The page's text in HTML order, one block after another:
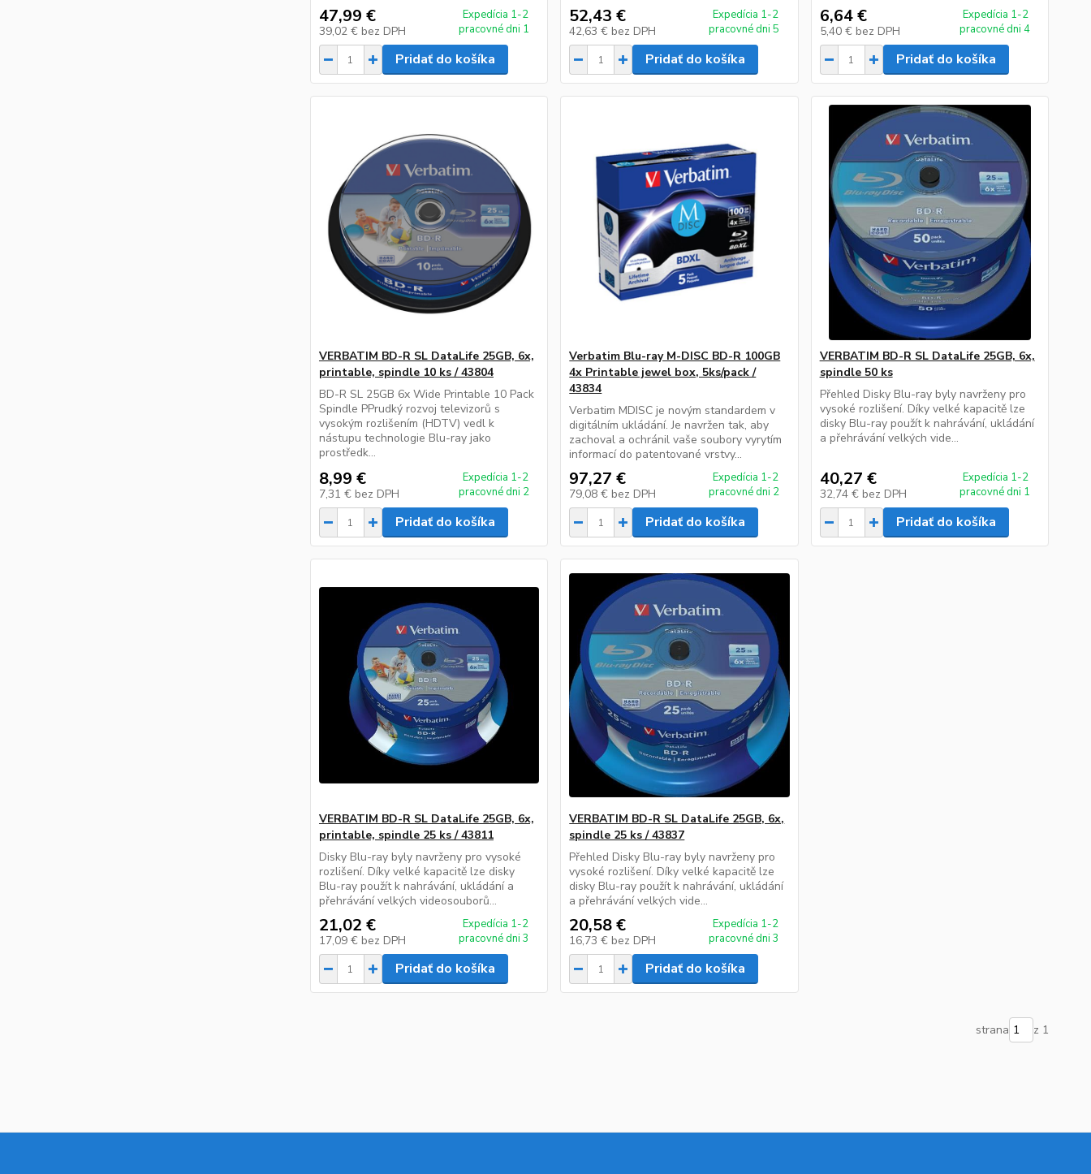
47,99 €
39,02 € bez DPH
Expedícia 1-2
pracovné dni 1
Pridať do košíka
52,43 €
42,63 € bez DPH
Expedícia 1-2
pracovné dni 5
Pridať do košíka
6,64 €
5,40 € bez DPH
Expedícia 1-2
pracovné dni 4
Pridať do košíka
VERBATIM BD-R SL DataLife 25GB, 6x,
printable, spindle 10 ks / 43804
BD-R SL 25GB 6x Wide Printable 10 Pack
Spindle PPrudký rozvoj televizorů s
vysokým rozlišením (HDTV) vedl k
nástupu technologie Blu-ray jako
prostředk...
8,99 €
7,31 € bez DPH
Expedícia 1-2
pracovné dni 2
Pridať do košíka
Verbatim Blu-ray M-DISC BD-R 100GB
4x Printable jewel box, 5ks/pack /
43834
Verbatim MDISC je novým standardem v
digitálním ukládání. Je navržen tak, aby
zachoval a ochránil vaše soubory vyrytím
informací do patentované vrstvy...
97,27 €
79,08 € bez DPH
Expedícia 1-2
pracovné dni 2
Pridať do košíka
VERBATIM BD-R SL DataLife 25GB, 6x,
spindle 50 ks
Přehled Disky Blu-ray byly navrženy pro
vysoké rozlišení. Díky velké kapacitě lze
disky Blu-ray použít k nahrávání, ukládání
a přehrávání velkých vide...
40,27 €
32,74 € bez DPH
Expedícia 1-2
pracovné dni 1
Pridať do košíka
VERBATIM BD-R SL DataLife 25GB, 6x,
printable, spindle 25 ks / 43811
Disky Blu-ray byly navrženy pro vysoké
rozlišení. Díky velké kapacitě lze disky
Blu-ray použít k nahrávání, ukládání a
přehrávání velkých videosouborů...
21,02 €
17,09 € bez DPH
Expedícia 1-2
pracovné dni 3
Pridať do košíka
VERBATIM BD-R SL DataLife 25GB, 6x,
spindle 25 ks / 43837
Přehled Disky Blu-ray byly navrženy pro
vysoké rozlišení. Díky velké kapacitě lze
disky Blu-ray použít k nahrávání, ukládání
a přehrávání velkých vide...
20,58 €
16,73 € bez DPH
Expedícia 1-2
pracovné dni 3
Pridať do košíka
strana z 1